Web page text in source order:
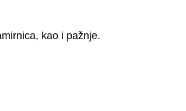
kao i pažnje.